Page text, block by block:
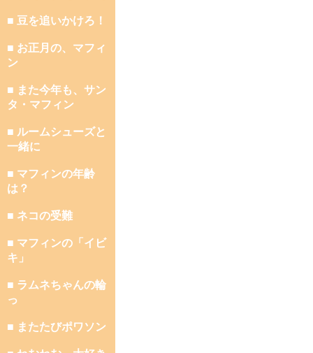
■ 豆を追いかけろ！
■ お正月の、マフィ
ン
■ また今年も、サン
タ・マフィン
■ ルームシューズと
一緒に
■ マフィンの年齢
は？
■ ネコの受難
■ マフィンの「イビ
キ」
■ ラムネちゃんの輪
っ
■ またたびポワソン